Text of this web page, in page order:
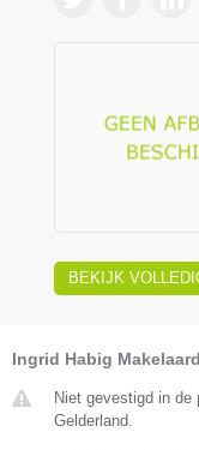
BEKIJK
Ingrid Habig
Niet gevestigd in de
Gelderland.